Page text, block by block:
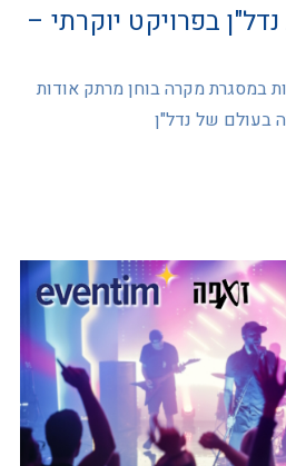
בפרויקט יוקרתי –
במסגרת מקרה בוחן מרתק אודות
בעולם של נדל"ן